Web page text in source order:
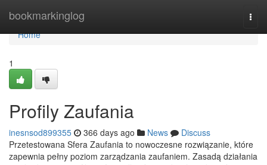
bookmarkinglog
Home
Home
1
Profily Zaufania
inesnsod899355 366 days ago News
Discuss
Przetestowana Sfera Zaufania to nowoczesne rozwiązanie, które
zapewnia pełny poziom zarządzania zaufaniem. Zasadą działania